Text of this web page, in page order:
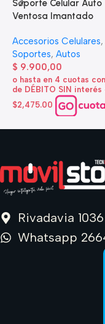
Soporte Celular Auto
Ventosa Imantado
Accesorios Celulares,
Soportes, Autos
$ 9.900,00
o hasta en 4 cuotas
de DÉBITO SIN interés
$2,475.00
Rivadavia 1036
Whatsapp